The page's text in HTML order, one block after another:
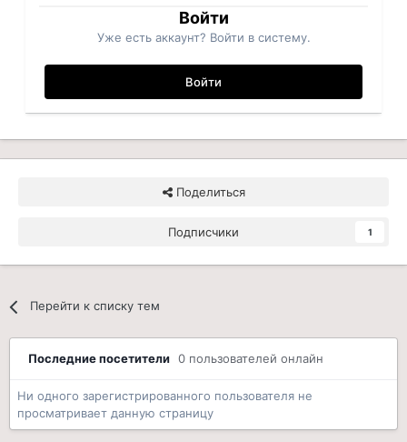
Войти
Уже есть аккаунт? Войти в систему.
Войти
Поделиться
Подписчики 1
Перейти к списку тем
Последние посетители 0 пользователей онлайн
Ни одного зарегистрированного пользователя не
просматривает данную страницу